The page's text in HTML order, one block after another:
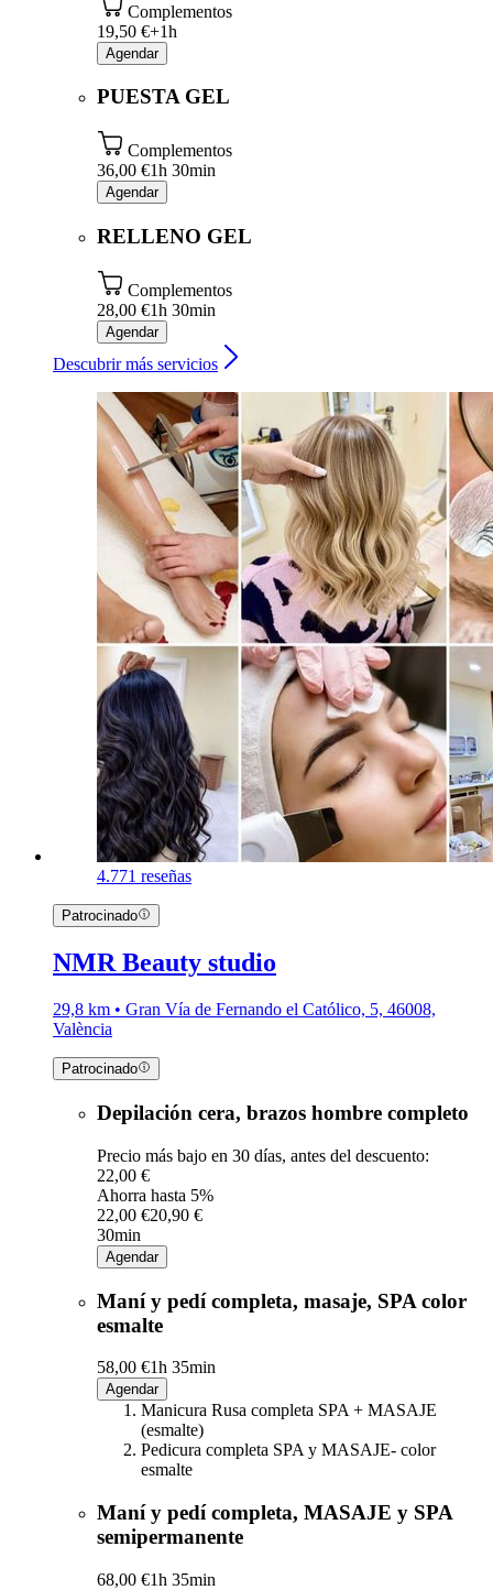
Complementos
19,50 €+1h
Agendar
PUESTA GEL
Complementos
36,00 €1h 30min
Agendar
RELLENO GEL
Complementos
28,00 €1h 30min
Agendar
Descubrir más servicios
4.771 reseñas
Patrocinado
NMR Beauty studio
29,8 km • Gran Vía de Fernando el Católico, 5, 46008,
València
Patrocinado
Depilación cera, brazos hombre completo
Precio más bajo en 30 días, antes del descuento:
22,00 €
Ahorra hasta 5%
22,00 €20,90 €
30min
Agendar
Maní y pedí completa, masaje, SPA color
esmalte
58,00 €1h 35min
Agendar
Manicura Rusa completa SPA + MASAJE
(esmalte)
Pedicura completa SPA y MASAJE- color
esmalte
Maní y pedí completa, MASAJE y SPA
semipermanente
68,00 €1h 35min